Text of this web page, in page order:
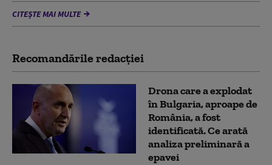
CITEȘTE MAI MULTE
Recomandările redacţiei
Drona care a explodat
în Bulgaria, aproape de
România, a fost
identificată. Ce arată
analiza preliminară a
epavei